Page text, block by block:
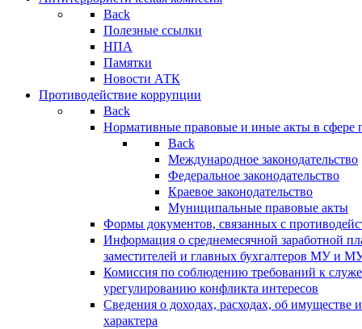
Back
Полезные ссылки
НПА
Памятки
Новости АТК
Противодействие коррупции
Back
Нормативные правовые и иные акты в сфере
Back
Международное законодательство
Федеральное законодательство
Краевое законодательство
Муниципальные правовые акты
Формы документов, связанных с
Информация о среднемесячной заработной
заместителей и главных бухгалтеров МУ и
Комиссия по соблюдению требований к
урегулированию конфликта интересов
Сведения о доходах, расходах, об имуществе
характера